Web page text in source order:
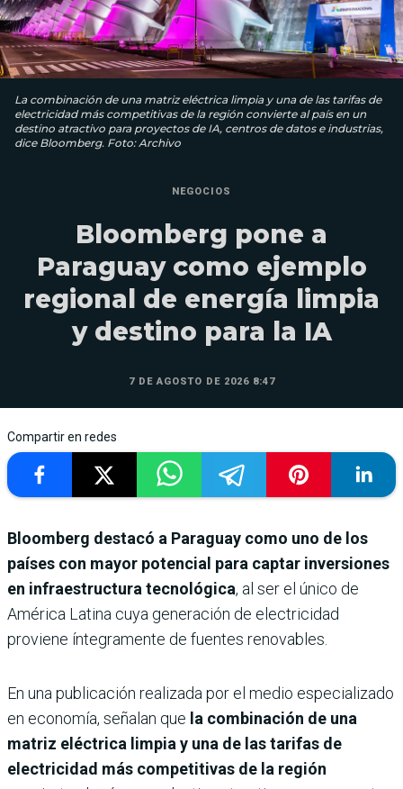
La combinación de una matriz eléctrica limpia y una de las tarifas de
electricidad más competitivas de la región convierte al país en un
destino atractivo para proyectos de IA, centros de datos e industrias,
dice Bloomberg. Foto: Archivo
NEGOCIOS
Bloomberg pone a
Paraguay como ejemplo
regional de energía limpia
y destino para la IA
7 DE AGOSTO DE 2026 8:47
Compartir en redes
Bloomberg destacó a Paraguay como uno de los
países con mayor potencial para captar inversiones
en infraestructura tecnológica, al ser el único de
América Latina cuya generación de electricidad
proviene íntegramente de fuentes renovables.
En una publicación realizada por el medio especializado
en economía, señalan que la combinación de una
matriz eléctrica limpia y una de las tarifas de
electricidad más competitivas de la región